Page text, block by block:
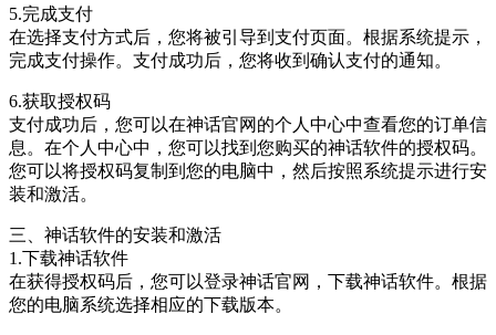
5.完成支付
在选择支付方式后，您将被引导到支付页面。根据系统提示，
完成支付操作。支付成功后，您将收到确认支付的通知。
6.获取授权码
支付成功后，您可以在神话官网的个人中心中查看您的订单信
息。在个人中心中，您可以找到您购买的神话软件的授权码。
您可以将授权码复制到您的电脑中，然后按照系统提示进行安
装和激活。
三、神话软件的安装和激活
1.下载神话软件
在获得授权码后，您可以登录神话官网，下载神话软件。根据
您的电脑系统选择相应的下载版本。